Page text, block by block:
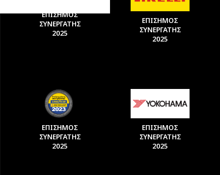
ΕΠΙΣΗΜΟΣ
ΣΥΝΕΡΓΑΤΗΣ
2025
ΕΠΙΣΗΜΟΣ
ΣΥΝΕΡΓΑΤΗΣ
2025
ΕΠΙΣΗΜΟΣ
ΣΥΝΕΡΓΑΤΗΣ
2025
ΕΠΙΣΗΜΟΣ
ΣΥΝΕΡΓΑΤΗΣ
2025